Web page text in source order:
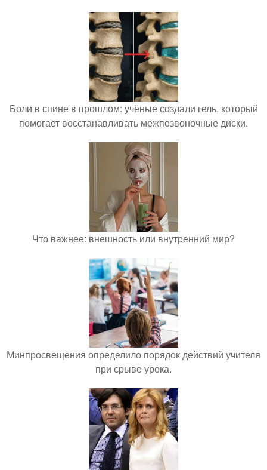
Боли в спине в прошлом: учёные создали гель, который
помогает восстанавливать межпозвоночные диски.
Что важнее: внешность или внутренний мир?
Минпросвещения определило порядок действий учителя
при срыве урока.